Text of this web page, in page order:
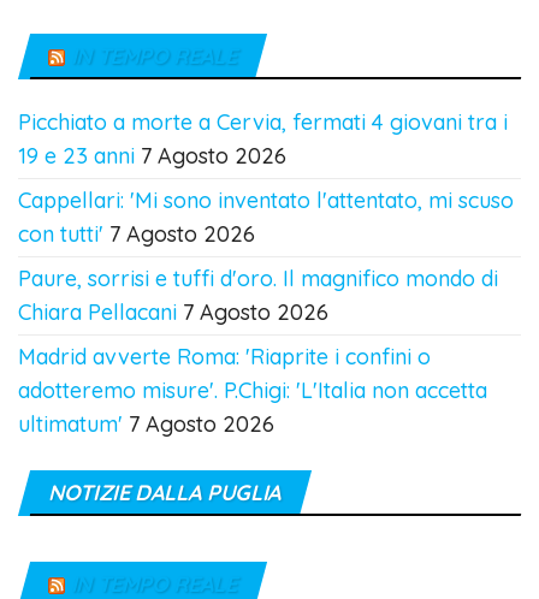
IN TEMPO REALE
Picchiato a morte a Cervia, fermati 4 giovani tra i
19 e 23 anni 7 Agosto 2026
Cappellari: 'Mi sono inventato l'attentato, mi scuso
con tutti' 7 Agosto 2026
Paure, sorrisi e tuffi d'oro. Il magnifico mondo di
Chiara Pellacani 7 Agosto 2026
Madrid avverte Roma: 'Riaprite i confini o
adotteremo misure'. P.Chigi: 'L'Italia non accetta
ultimatum' 7 Agosto 2026
NOTIZIE DALLA PUGLIA
IN TEMPO REALE